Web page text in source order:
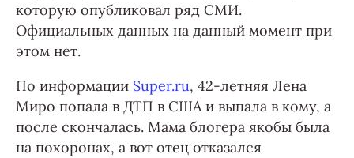
которую опубликовал ряд СМИ.
Официальных данных на данный момент при
этом нет.
По информации Super.ru, 42-летняя Лена
Миро попала в ДТП в США и выпала в кому, а
после скончалась. Мама блогера якобы была
на похоронах, а вот отец отказался